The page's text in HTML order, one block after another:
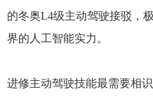
的冬奥L4级主动驾驶接驳，
界的人工智能实力。
进修主动驾驶技能最需要相